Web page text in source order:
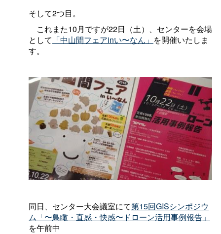
そして2つ目。
これまた10月ですが22日（土）、センターを会場
として 「中山間フェアinい〜なん」 を開催いたしま
す。
同日、センター大会議室にて第15回GISシンポジウ
ム「〜鳥瞰・直感・快感〜ドローン活用事例報告」
を午前中